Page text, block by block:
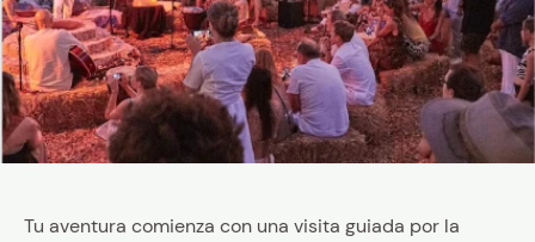
Tu aventura comienza con una visita guiada por la